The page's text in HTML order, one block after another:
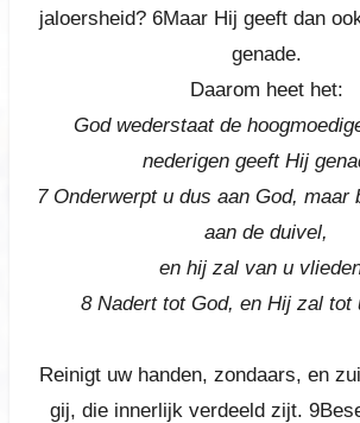
jaloersheid? 6Maar Hij geeft dan
genade.
Daarom heet het:
God wederstaat de
nederigen geeft Hij
7 Onderwerpt u dus aan God, maar
aan de duivel,
en hij zal van u
8 Nadert tot God, en Hij zal tot
Reinigt uw handen, zondaars, en
gij, die innerlijk verdeeld zijt.